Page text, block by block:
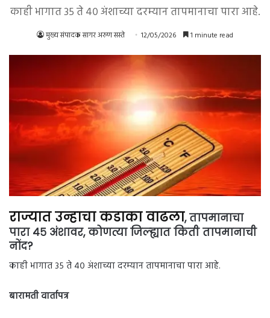
काही भागात ३५ ते ४० अंशाच्या दरम्यान तापमानाचा पारा आहे.
मुख्य संपादक सागर अरुण सस्ते 12/05/2026 1 minute read
राज्यात उन्हाचा कडाका वाढला, तापमानाचा
पारा ४५ अंशावर, कोणत्या जिल्ह्यात किती तापमानाची
नोंद?
काही भागात ३५ ते ४० अंशाच्या दरम्यान तापमानाचा पारा आहे.
बारामती वार्तापत्र